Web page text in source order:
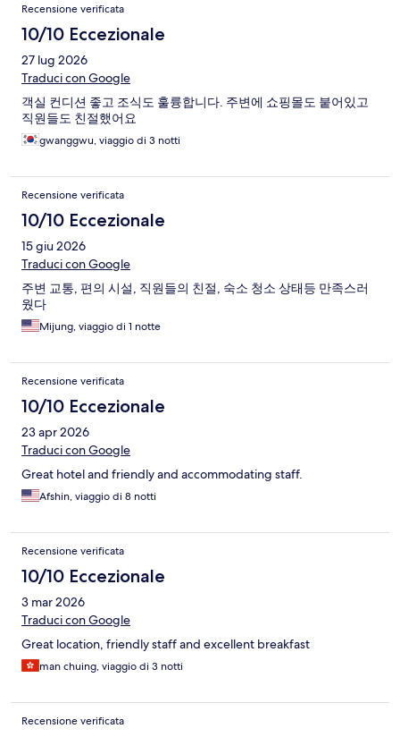
Recensione verificata
10/10 Eccezionale
27 lug 2026
Traduci con Google
객실 컨디션 좋고 조식도 훌륭합니다. 주변에 쇼핑몰도 붙어있고
직원들도 친절했어요
gwanggwu, viaggio di 3 notti
Recensione verificata
10/10 Eccezionale
15 giu 2026
Traduci con Google
주변 교통, 편의 시설, 직원들의 친절, 숙소 청소 상태등 만족스러
웠다
Mijung, viaggio di 1 notte
Recensione verificata
10/10 Eccezionale
23 apr 2026
Traduci con Google
Great hotel and friendly and accommodating staff.
Afshin, viaggio di 8 notti
Recensione verificata
10/10 Eccezionale
3 mar 2026
Traduci con Google
Great location, friendly staff and excellent breakfast
man chuing, viaggio di 3 notti
Recensione verificata